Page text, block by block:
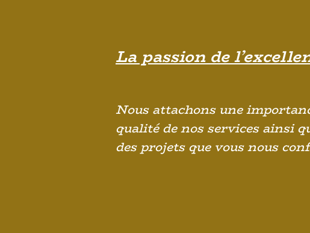
La passion de
Nous attachons une
qualité de nos services ainsi
des projets que vous nous